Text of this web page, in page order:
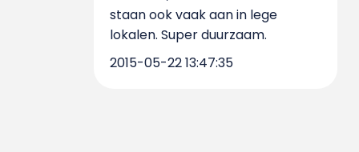
staan ook vaak aan in lege
lokalen. Super duurzaam.
2015-05-22 13:47:35